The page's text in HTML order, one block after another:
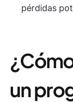
pérdidas
un